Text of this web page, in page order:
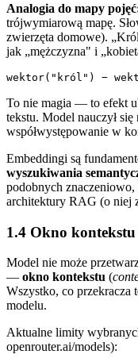
Analogia do mapy
trójwymiarową mapę.
zwierzęta domowe).
jak „mężczyzna" i
To nie magia — to efekt
tekstu. Model nauczył
współwystępowanie w
Embeddingi są
wyszukiwania
podobnych
architektury RAG (o niej
1.4 Okno
Model nie może
— okno kontekstu (
Wszystko, co przekracza
modelu.
Aktualne limity
openrouter.ai/models):